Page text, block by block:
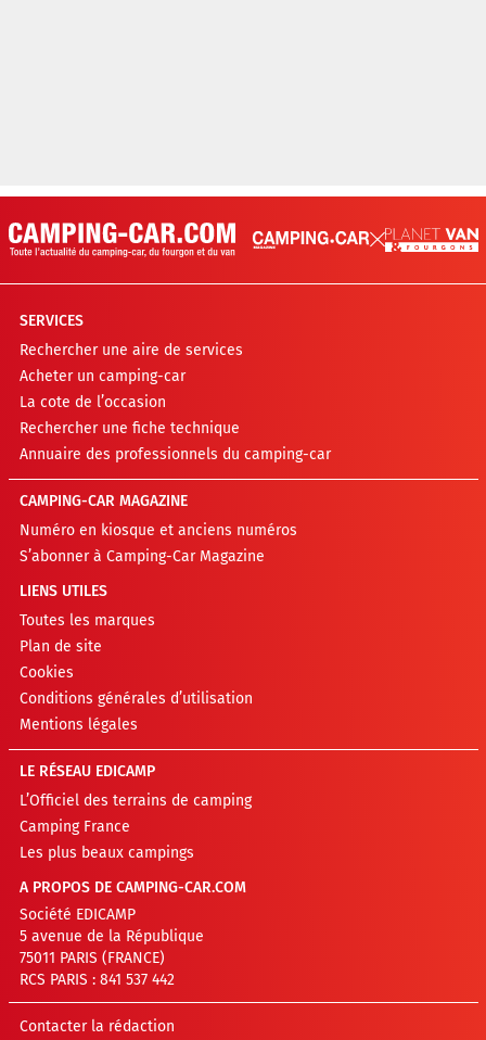
SERVICES
Rechercher une aire de services
Acheter un camping-car
La cote de l’occasion
Rechercher une fiche technique
Annuaire des professionnels du camping-car
CAMPING-CAR MAGAZINE
Numéro en kiosque et anciens numéros
S’abonner à Camping-Car Magazine
LIENS UTILES
Toutes les marques
Plan de site
Cookies
Conditions générales d’utilisation
Mentions légales
LE RÉSEAU EDICAMP
L’Officiel des terrains de camping
Camping France
Les plus beaux campings
A PROPOS DE CAMPING-CAR.COM
Société EDICAMP
5 avenue de la République
75011 PARIS (FRANCE)
RCS PARIS : 841 537 442
Contacter la rédaction